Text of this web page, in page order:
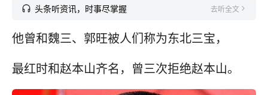
头条听资讯，时事尽掌握 去听全文
他曾和魏三、郭旺被人们称为东北三宝，
最红时和赵本山齐名，曾三次拒绝赵本山。